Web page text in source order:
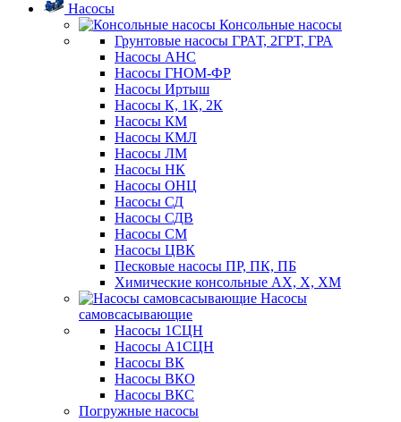
Насосы
Консольные насосы
Грунтовые насосы ГРАТ, 2ГРТ, ГРА
Насосы АНС
Насосы ГНОМ-ФР
Насосы Иртыш
Насосы К, 1К, 2К
Насосы КМ
Насосы КМЛ
Насосы ЛМ
Насосы НК
Насосы ОНЦ
Насосы СД
Насосы СДВ
Насосы СМ
Насосы ЦВК
Песковые насосы ПР, ПК, ПБ
Химические консольные АХ, Х, ХМ
Насосы
самовсасывающие
Насосы 1СЦН
Насосы А1СЦН
Насосы ВК
Насосы ВКО
Насосы ВКС
Погружные насосы